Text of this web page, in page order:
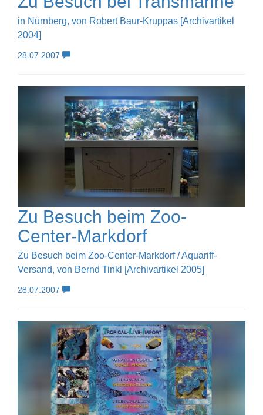
in Nürnberg, von Robert Baur-Kruppas [Archivartikel
2004]
28.07.2007
Zu Besuch beim Zoo-
Center-Markdorf
Zu Besuch beim Zoo-Center-Markdorf / Aquariff-
Versand, von Bernd Tinkl [Archivartikel 2005]
28.07.2007